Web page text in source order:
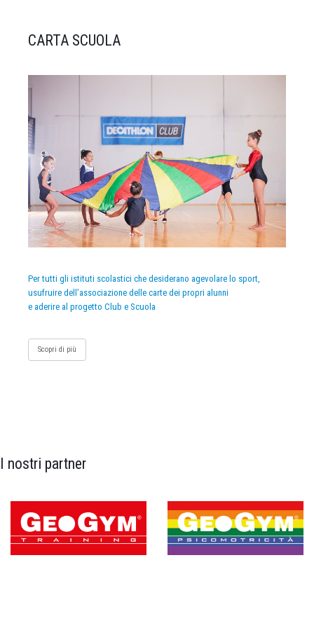
CARTA SCUOLA
Per tutti gli istituti scolastici che desiderano agevolare lo sport,
usufruire dell’associazione delle carte dei propri alunni
e aderire al progetto Club e Scuola
Scopri di più
I nostri partner